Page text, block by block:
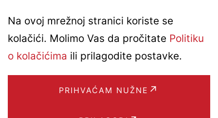
Na ovoj mrežnoj stranici koriste se
kolačići. Molimo Vas da pročitate Politiku
o kolačićima ili prilagodite postavke.
PRIHVAĆAM NUŽNE